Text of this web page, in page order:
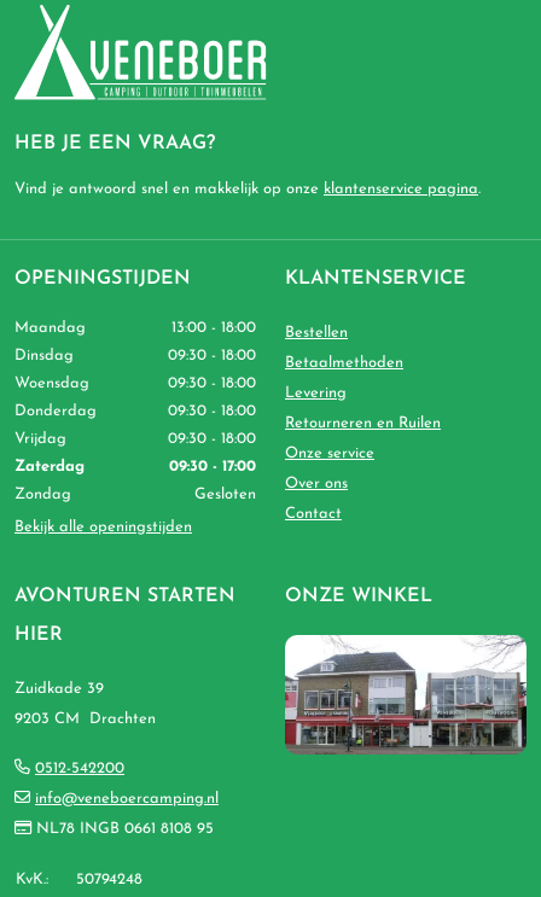
HEB JE EEN VRAAG?
Vind je antwoord snel en makkelijk op onze klantenservice pagina.
AVONTUREN STARTEN
HIER
Zuidkade 39
9203 CM Drachten
0512-542200
info@veneboercamping.nl
NL78 INGB 0661 8108 95
KvK.: 50794248
OPENINGSTIJDEN
Maandag
13:00 - 18:00
Dinsdag
09:30 - 18:00
Woensdag
09:30 - 18:00
Donderdag
09:30 - 18:00
Vrijdag
09:30 - 18:00
Zaterdag
09:30 - 17:00
Zondag
Gesloten
Bekijk alle openingstijden
KLANTENSERVICE
Bestellen
Betaalmethoden
Levering
Retourneren en Ruilen
Onze service
Over ons
Contact
ONZE WINKEL